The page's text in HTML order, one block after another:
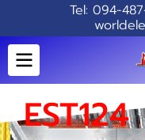
Tel: 094-
EST124